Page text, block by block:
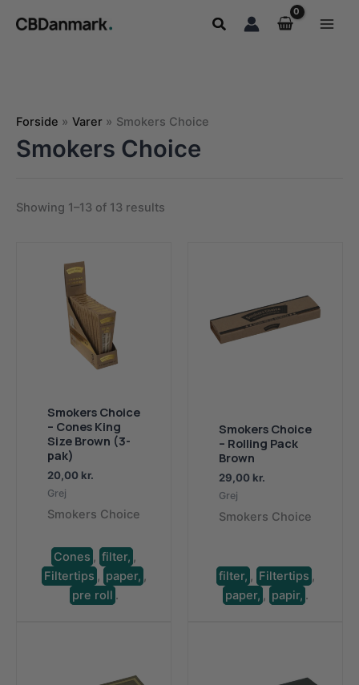
Søg
Forside Varer Smokers Choice
Smokers Choice
Showing 1–13 of 13 results
Smokers Choice
– Cones King
Size Brown (3-
pak)
20,00 kr.
Grej
Smokers Choice
Cones filter,
Filtertips
paper,
pre roll .
Smokers Choice
– Rolling Pack
Brown
29,00 kr.
Grej
Smokers Choice
filter, Filtertips
paper,
papir, .